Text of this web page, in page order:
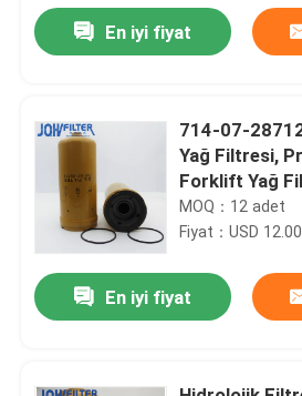
En iyi fiyat
714-07-
Yağ Filtresi,
Forklift Yağ
MOQ：12 adet
Fiyat：USD
En iyi fiyat